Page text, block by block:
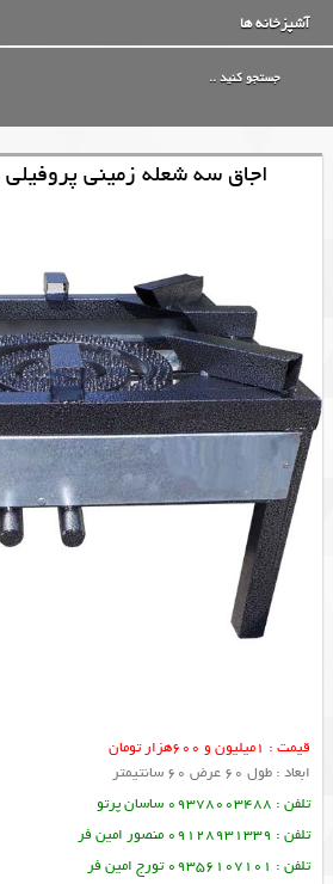
آشپزخانه ها
اجاق سه شعله زمینی پروفیلی
قیمت : 1میلیون و 600هزار تومان
ابعاد : طول 60 عرض 60 سانتیمتر
تلفن : 09378003488 ساسان پرتو
تلفن : 09128931339 منصور امین فر
تلفن : 09356107101 تورج امین فر